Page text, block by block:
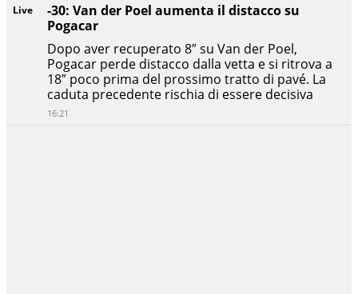
Live
-30: Van der Poel aumenta il distacco su
Pogacar
Dopo aver recuperato 8″ su Van der Poel,
Pogacar perde distacco dalla vetta e si ritrova a
18″ poco prima del prossimo tratto di pavé. La
caduta precedente rischia di essere decisiva
16:21